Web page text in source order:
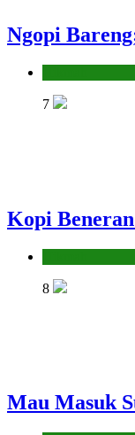
Ngopi
7
Kopi
8
Mau Masuk